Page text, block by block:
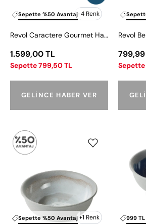
+4 Renk
Sepette %50 Avantaj
Revol Caractere Gourmet Hardal Tabak 14 cm
1.599,00 TL
Sepette 799,50 TL
GELINCE HABER VER
+1 Renk
Sepette %50 Avantaj
Kase
17
cm-
550
ml
999